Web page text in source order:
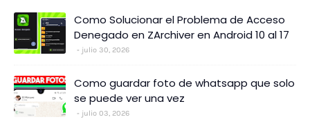
Como Solucionar el Problema de Acceso
Denegado en ZArchiver en Android 10 al 17
julio 30, 2026
Como guardar foto de whatsapp que solo
se puede ver una vez
julio 03, 2026